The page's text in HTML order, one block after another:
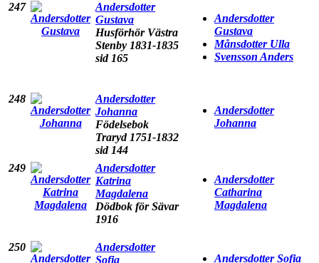
247
Andersdotter
Gustava
Husförhör Västra
Stenby 1831-1835
sid 165
Andersdotter
Gustava
Månsdotter Ulla
Svensson Anders
248
Andersdotter
Johanna
Födelsebok
Traryd 1751-1832
sid 144
Andersdotter
Johanna
249
Andersdotter
Katrina
Magdalena
Dödbok för Sävar
1916
Andersdotter
Catharina
Magdalena
250
Andersdotter
Sofia
Andersdotter Sofia